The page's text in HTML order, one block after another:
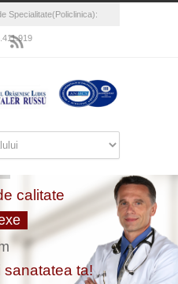
Specialitate(Policlinica):